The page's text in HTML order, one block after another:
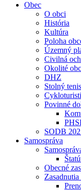
Obec
O obci
História
Kultúra
Poloha
Územný
Civilná
Okolité
DHZ
Stolný tenis
Povinné
SODB
Samospráva
Obecné